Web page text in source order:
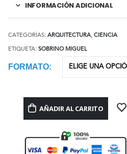
INFORMACIÓN ADICIONAL
CATEGORÍAS: ARQUITECTURA, CIENCIA
ETIQUETA: SOBRINO MIGUEL
FORMATO
AÑADIR AL CARRITO